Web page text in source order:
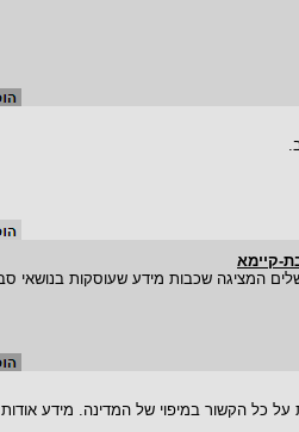
קיימא
המציגה שכבות מידע שעוסקות בנושאי
כל הקשור במיפוי של המדינה. מידע אודות